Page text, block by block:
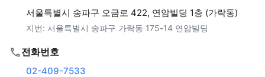
서울특별시 송파구 오금로 422, 연암빌딩 1층 (가락동)
지번: 서울특별시 송파구 가락동 175-14 연암빌딩
전화번호
02-409-7533